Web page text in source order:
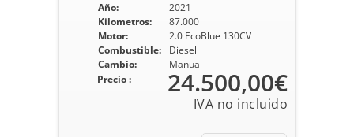
Año:
2021
Kilometros:
87.000
Motor:
2.0 EcoBlue 130CV
Combustible:
Diesel
Cambio:
Manual
Precio : 24.500,00€